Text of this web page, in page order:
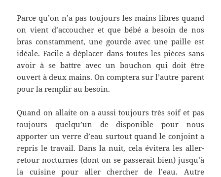
Parce qu’on n’a pas toujours les mains libres quand
on vient d’accoucher et que bébé a besoin de nos
bras constamment, une gourde avec une paille est
idéale. Facile à déplacer dans toutes les pièces sans
avoir à se battre avec un bouchon qui doit être
ouvert à deux mains. On comptera sur l’autre parent
pour la remplir au besoin.
Quand on allaite on a aussi toujours très soif et pas
toujours quelqu’un de disponible pour nous
apporter un verre d’eau surtout quand le conjoint a
repris le travail. Dans la nuit, cela évitera les aller-
retour nocturnes (dont on se passerait bien) jusqu’à
la cuisine pour aller chercher de l’eau. Autre